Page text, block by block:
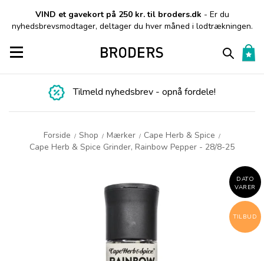
VIND et gavekort på 250 kr. til broders.dk - Er du
nyhedsbrevsmodtager, deltager du hver måned i lodtrækningen.
Toggle navigation
Tilmeld nyhedsbrev - opnå fordele!
Forside / Shop / Mærker / Cape Herb & Spice /
Cape Herb & Spice Grinder, Rainbow Pepper - 28/8-25
DATO
VARER
TILBUD